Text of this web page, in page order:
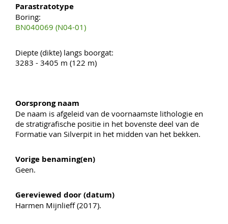
Parastratotype
Boring:
BN040069 (N04-01)
Diepte (dikte) langs boorgat:
3283 - 3405 m (122 m)
Oorsprong naam
De naam is afgeleid van de voornaamste lithologie en
de stratigrafische positie in het bovenste deel van de
Formatie van Silverpit in het midden van het bekken.
Vorige benaming(en)
Geen.
Gereviewed door (datum)
Harmen Mijnlieff (2017).